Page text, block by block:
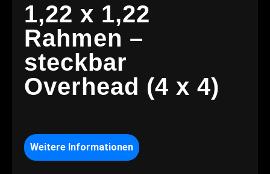
1,22 x 1,22
Rahmen –
steckbar
Overhead (4 x 4)
Weitere Informationen